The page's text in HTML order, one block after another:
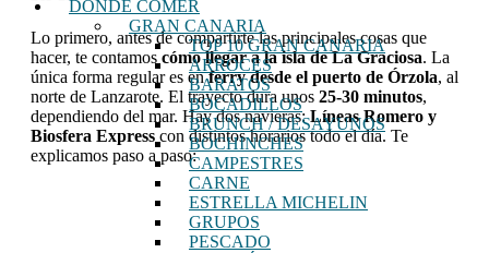
DÓNDE COMER
GRAN CANARIA
TOP 10 GRAN CANARIA
ARROCES
BARATOS
BOCADILLOS
BRUNCH / DESAYUNOS
BOCHINCHES
CAMPESTRES
CARNE
ESTRELLA MICHELIN
GRUPOS
PESCADO
Lo primero, antes de compartirte las principales cosas que
hacer, te contamos cómo llegar a la isla de La Graciosa. La
única forma regular es enferry desde el puerto de Órzola, al
norte de Lanzarote. El trayecto dura unos 25-30 minutos,
dependiendo del mar. Hay dos navieras:Líneas Romero y
Biosfera Express con distintos horarios todo el día. Te
explicamos paso a paso: